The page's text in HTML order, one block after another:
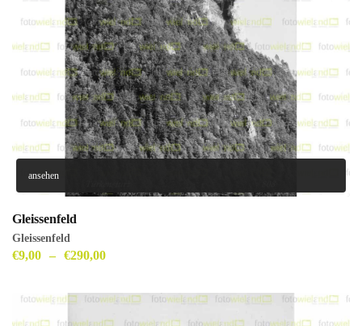
ansehen
Gleissenfeld
Gleissenfeld
€9,00 – €290,00